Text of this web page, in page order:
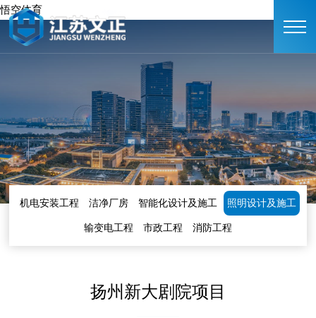
悟空体育
机电安装工程 洁净厂房 智能化设计及施工 照明设计及施工
输变电工程 市政工程 消防工程
扬州新大剧院项目